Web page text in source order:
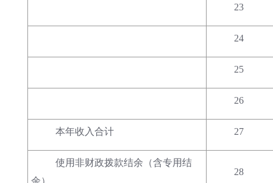
23
24
25
26
本年收入合计 27
使用非财政拨款结余（含专用结
余）
28